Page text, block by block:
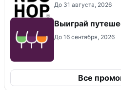
До 31 августа, 2026
Выиграй
До 16 сентября, 2026
Все